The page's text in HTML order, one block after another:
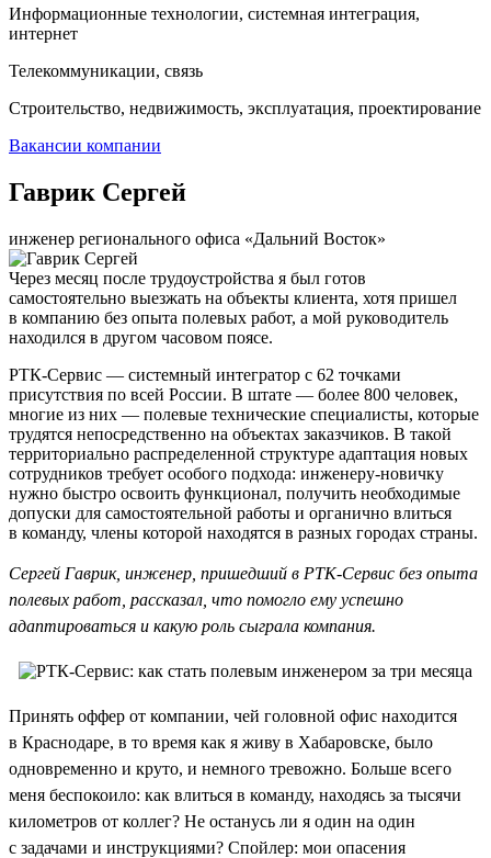
Информационные технологии, системная интеграция,
интернет
Телекоммуникации, связь
Строительство, недвижимость, эксплуатация, проектирование
Вакансии компании
Гаврик Сергей
инженер регионального офиса «Дальний Восток»
Через месяц после трудоустройства я был готов
самостоятельно выезжать на объекты клиента, хотя пришел
в компанию без опыта полевых работ, а мой руководитель
находился в другом часовом поясе.
РТК-Сервис — системный интегратор с 62 точками
присутствия по всей России. В штате — более 800 человек,
многие из них — полевые технические специалисты, которые
трудятся непосредственно на объектах заказчиков. В такой
территориально распределенной структуре адаптация новых
сотрудников требует особого подхода: инженеру-новичку
нужно быстро освоить функционал, получить необходимые
допуски для самостоятельной работы и органично влиться
в команду, члены которой находятся в разных городах страны.
Сергей Гаврик, инженер, пришедший в РТК-Сервис без опыта
полевых работ, рассказал, что помогло ему успешно
адаптироваться и какую роль сыграла компания.
Принять оффер от компании, чей головной офис находится
в Краснодаре, в то время как я живу в Хабаровске, было
одновременно и круто, и немного тревожно. Больше всего
меня беспокоило: как влиться в команду, находясь за тысячи
километров от коллег? Не останусь ли я один на один
с задачами и инструкциями? Спойлер: мои опасения